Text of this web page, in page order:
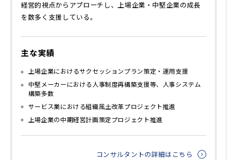
経営的視点からアプローチし、上場企業・中堅企業の成長
を数多く支援している。
主な実績
上場企業におけるサクセッションプラン策定・運用支援
中堅メーカーにおける人事制度再構築支援等、人事システム
構築多数
サービス業における組織風土改革プロジェクト推進
上場企業の中期経営計画策定プロジェクト推進
コンサルタントの詳細はこちら